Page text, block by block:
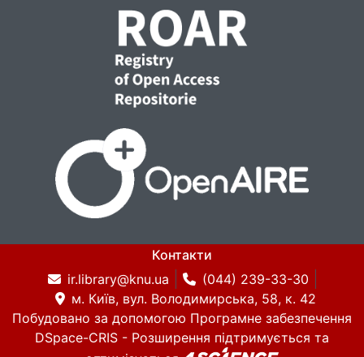
Контакти
ir.library@knu.ua
(044) 239-33-30
м. Київ, вул. Володимирська, 58, к. 42
Побудовано за допомогою Програмне забезпечення
DSpace-CRIS - Розширення підтримується та